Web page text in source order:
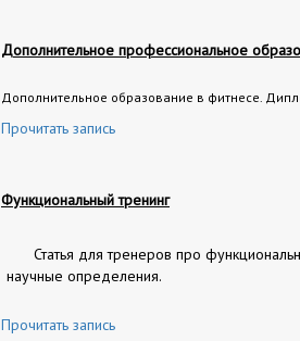
Дополнительное профессиональное
Дополнительное образование в фитнесе.
Прочитать запись
Функциональный тренинг
Статья для тренеров про
научные определения.
Прочитать запись